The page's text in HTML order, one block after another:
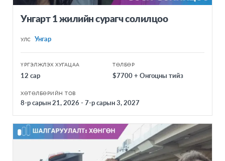
Унгарт 1 жилийн сурагч солилцоо
УЛС Унгар
ҮРГЭЛЖЛЭХ ХУГАЦАА
12 сар
ТӨЛБӨР
$7700 + Онгоцны тийз
ХӨТӨЛБӨРИЙН ТОВ
8-р сарын 21, 2026 - 7-р сарын 3, 2027